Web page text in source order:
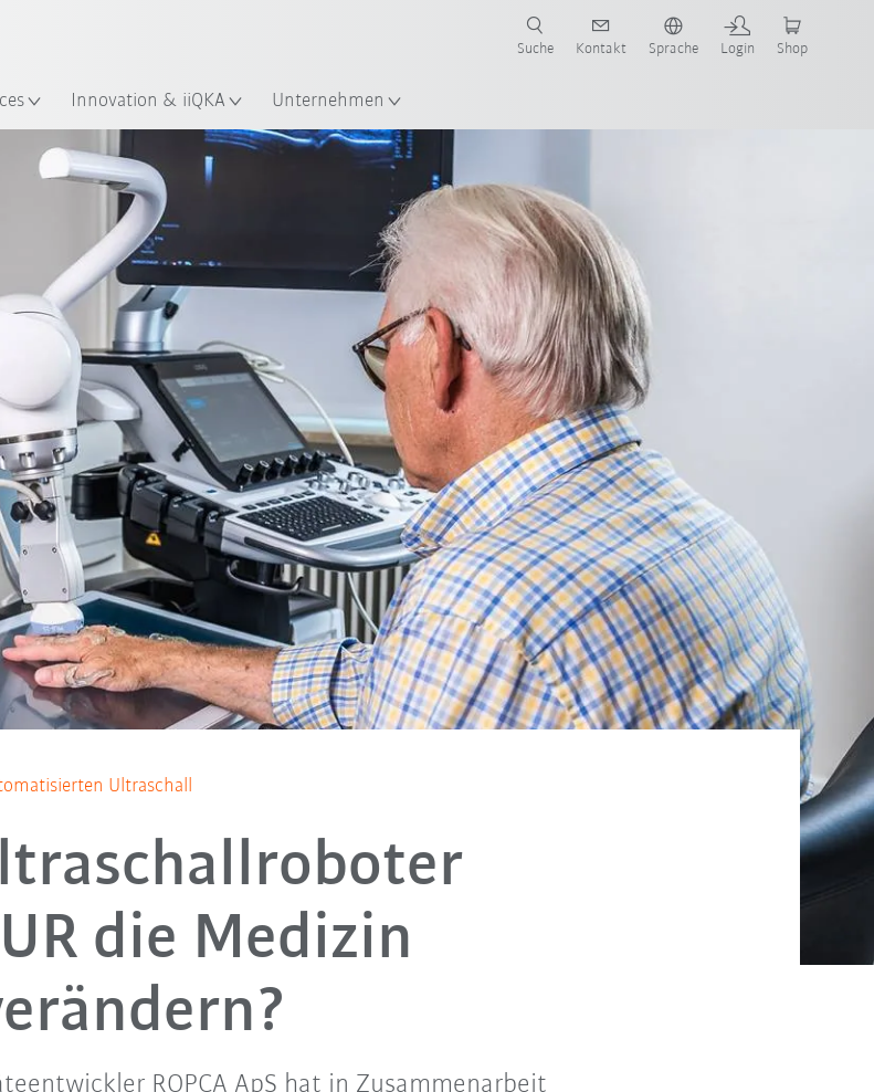
Innovation & iiQKA Unternehmen
Suche Kontakt Sprache Login Shop
Ultraschall
die Medizin
ROPCA ApS hat in Zusammenarbeit